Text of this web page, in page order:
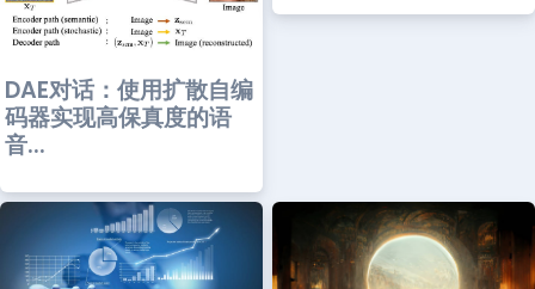
DAE对话：使用扩散自编
码器实现高保真度的语
音...